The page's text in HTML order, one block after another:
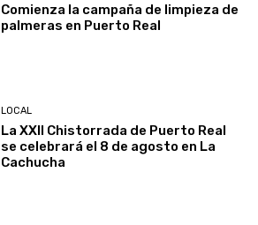
Comienza la campaña de limpieza de
palmeras en Puerto Real
LOCAL
La XXII Chistorrada de Puerto Real
se celebrará el 8 de agosto en La
Cachucha